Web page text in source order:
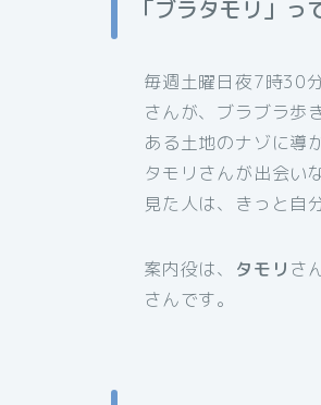
「ブラタモリ」っ
毎週土曜日夜7時30
さんが、ブラブラ歩
ある土地のナゾに導
タモリさんが出会い
見た人は、きっと自
案内役は、 タモリ さ
さんです。